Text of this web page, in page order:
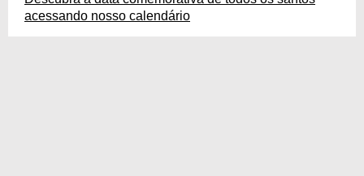
acessando nosso calendário